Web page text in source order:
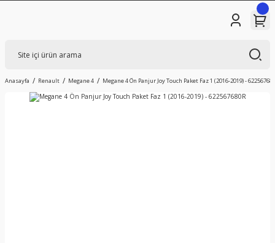
Anasayfa Renault Megane 4 Megane 4 Ön Panjur Joy Touch Paket Faz 1 (2016-2019) -